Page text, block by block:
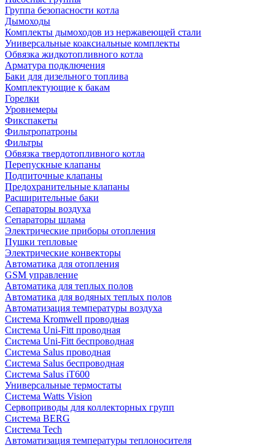
Группа безопасности котла
Дымоходы
Комплекты дымоходов из нержавеющей стали
Универсальные коаксиальные комплекты
Обвязка жидкотопливного котла
Арматура подключения
Баки для дизельного топлива
Комплектующие к бакам
Горелки
Уровнемеры
Фикспакеты
Фильтропатроны
Фильтры
Обвязка твердотопливного котла
Перепускные клапаны
Подпиточные клапаны
Предохранительные клапаны
Расширительные баки
Сепараторы воздуха
Сепараторы шлама
Электрические приборы отопления
Пушки тепловые
Электрические конвекторы
Автоматика для отопления
GSM управление
Автоматика для теплых полов
Автоматика для водяных теплых полов
Автоматизация температуры воздуха
Система Kromwell проводная
Система Uni-Fitt проводная
Система Uni-Fitt беспроводная
Система Salus проводная
Система Salus беспроводная
Система Salus iT600
Универсальные термостаты
Система Watts Vision
Сервоприводы для коллекторных групп
Система BERG
Система Tech
Автоматизация температуры теплоносителя